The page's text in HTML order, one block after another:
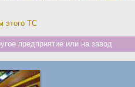
этого ТС
предприятие или на завод